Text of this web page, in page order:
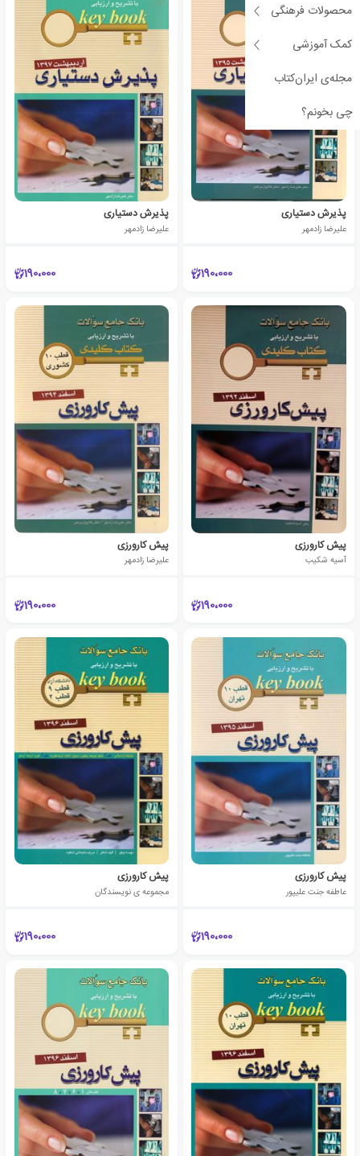
محصولات فرهنگی
کمک آموزشی
مجله‌ی ایران‌کتاب
چی بخونم؟
پذیرش دستیاری
علیرضا زادمهر
190،000
پذیرش دستیاری
علیرضا زادمهر
190،000
پیش کارورزی
آسیه شکیب
190،000
پیش کارورزی
علیرضا زادمهر
190،000
پیش کارورزی
عاطفه جنت علیپور
190،000
پیش کارورزی
مجموعه ی نویسندگان
190،000